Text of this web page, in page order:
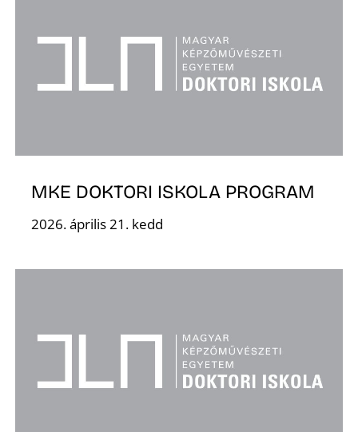
MKE DOKTORI ISKOLA PROGRAM
2026. április 21. kedd